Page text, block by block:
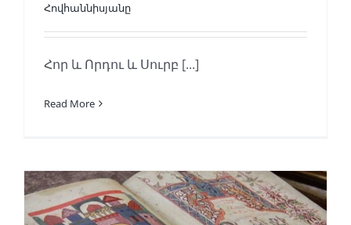
Հովհաննիսյանը
Հոր և Որդու և Սուրբ [...]
Read More